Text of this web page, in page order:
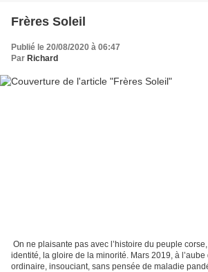
Frères Soleil
Publié le 20/08/2020 à 06:47
Par Richard
On ne plaisante pas avec l’histoire du peuple
identité, la gloire de la minorité. Mars 2019, à l’aube
ordinaire, insouciant, sans pensée de maladie